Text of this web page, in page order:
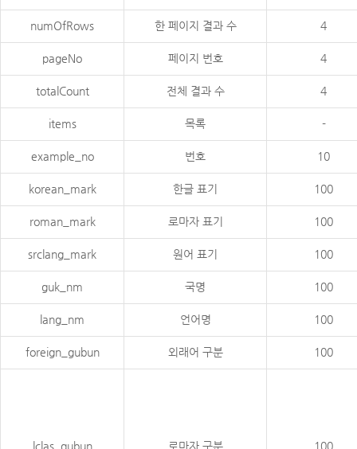
numOfRows 한 페이지 결과 수 4
pageNo 페이지 번호 4
totalCount 전체 결과 수 4
items 목록 -
example_no 번호 10
korean_mark 한글 표기 100
roman_mark 로마자 표기 100
srclang_mark 원어 표기 100
guk_nm 국명 100
lang_nm 언어명 100
foreign_gubun 외래어 구분 100
lclas_gubun 로마자 구분 100